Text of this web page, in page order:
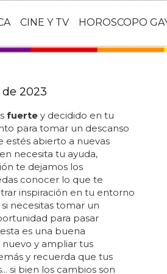
CINE Y TV HOROSCOPO
2023
fuertey decidido en tu
para tomar un descanso
estés abierto a nuevas
necesita tu ayuda,
te dejamos los
conocer lo que te
inspiración en tu entorno
necesitas tomar un
para pasar
es una buena
y ampliar tus
y recuerda que tus
si bien los cambios son